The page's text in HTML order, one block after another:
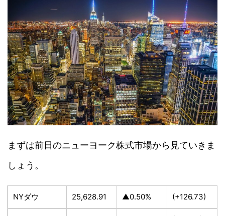
まずは前日のニューヨーク株式市場から見ていきま
しょう。
NYダウ 25,628.91 ▲0.50% (+126.73)